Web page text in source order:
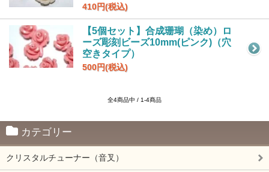
410円(税込)
【5個セット】合成珊瑚（染め）ロ
ーズ彫刻ビーズ10mm(ピンク)（穴
空きタイプ）
500円(税込)
全4商品中 / 1-4商品
カテゴリー
クリスタルチューナー（音叉）